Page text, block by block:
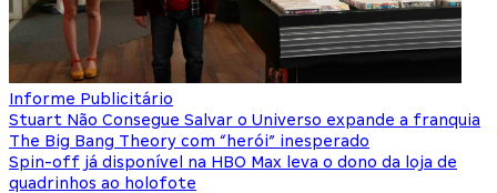
Informe Publicitário
Stuart Não Consegue Salvar o Universo expande a franquia
The Big Bang Theory com “herói” inesperado
Spin-off já disponível na HBO Max leva o dono da loja de
quadrinhos ao holofote